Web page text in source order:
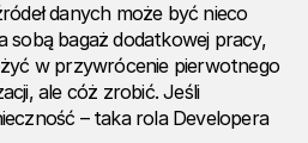
danych może być nieco
sobą bagaż dodatkowej pracy,
w przywrócenie pierwotnego
ale cóż zrobić. Jeśli
– taka rola Developera